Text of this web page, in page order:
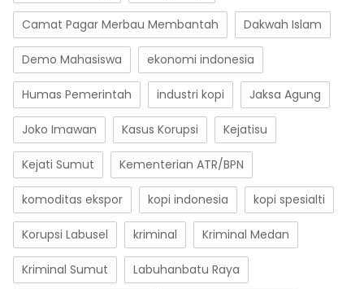
Camat Pagar Merbau Membantah Dakwah Islam
Demo Mahasiswa ekonomi indonesia
Humas Pemerintah industri kopi Jaksa Agung
Joko Imawan Kasus Korupsi Kejatisu
Kejati Sumut Kementerian ATR/BPN
komoditas ekspor kopi indonesia kopi spesialti
Korupsi Labusel kriminal Kriminal Medan
Kriminal Sumut Labuhanbatu Raya